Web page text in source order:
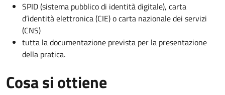
SPID (sistema pubblico di identità digitale), carta
d’identità elettronica (CIE) o carta nazionale dei servizi
(CNS)
tutta la documentazione prevista per la presentazione
della pratica.
Cosa si ottiene